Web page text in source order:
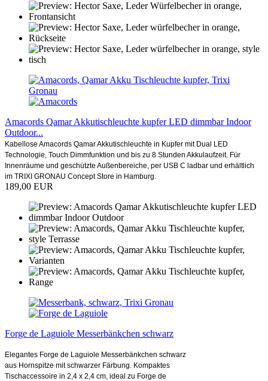
Amacords Qamar Akkutischleuchte kupfer LED dimmbar Indoor
Outdoor...
Kabellose Amacords Qamar Akkutischleuchte in Kupfer mit Dual LED
Technologie, Touch Dimmfunktion und bis zu 8 Stunden Akkulaufzeit. Für
Innenräume und geschützte Außenbereiche, per USB C ladbar und erhältlich
im TRIXI GRONAU Concept Store in Hamburg.
189,00 EUR
Forge de Laguiole Messerbänkchen schwarz
Elegantes Forge de Laguiole Messerbänkchen schwarz
aus Hornspitze mit schwarzer Färbung. Kompaktes
Tischaccessoire in 2,4 x 2,4 cm, ideal zu Forge de